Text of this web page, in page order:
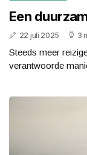
Een
22 juli 2025 3
Steeds meer
verantwoorde